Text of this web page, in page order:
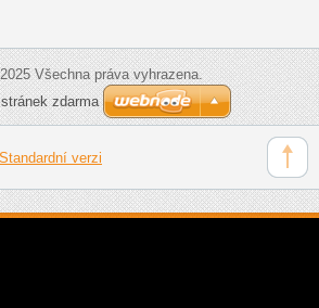
Všechna práva vyhrazena.
zdarma
Standardní verzi